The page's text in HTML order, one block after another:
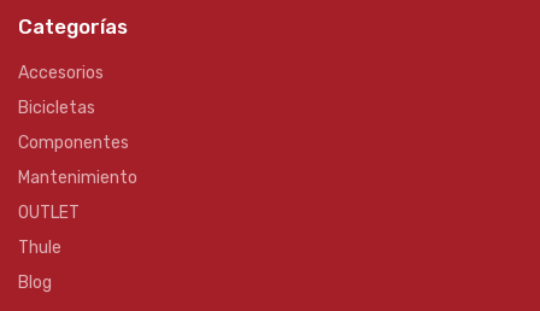
Categorías
Accesorios
Bicicletas
Componentes
Mantenimiento
OUTLET
Thule
Blog